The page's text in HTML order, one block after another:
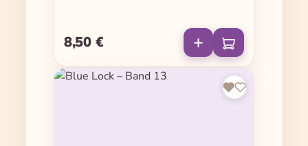
Regulärer Preis:
8,50 €